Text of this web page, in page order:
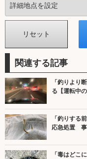
関連する記事
「釣りより
る【運転中
「釣りする
応急処置 事
「毒はどこ